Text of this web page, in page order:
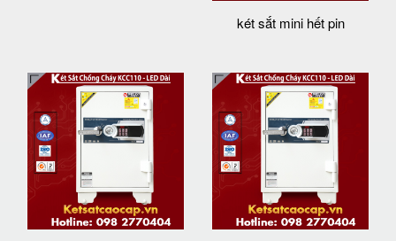
két sắt mini hết pin